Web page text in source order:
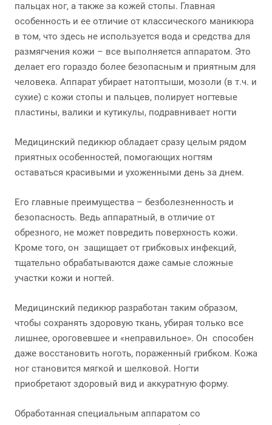
пальцах ног, а также за кожей стопы. Главная
особенность и ее отличие от классического маникюра
в том, что здесь не используется вода и средства для
размягчения кожи – все выполняется аппаратом. Это
делает его гораздо более безопасным и приятным для
человека. Аппарат убирает натоптыши, мозоли (в т.ч. и
сухие) с кожи стопы и пальцев, полирует ногтевые
пластины, валики и кутикулы, подравнивает ногти
Медицинский педикюр обладает сразу целым рядом
приятных особенностей, помогающих ногтям
оставаться красивыми и ухоженными день за днем.
Его главные преимущества – безболезненность и
безопасность. Ведь аппаратный, в отличие от
обрезного, не может повредить поверхность кожи.
Кроме того, он защищает от грибковых инфекций,
тщательно обрабатываются даже самые сложные
участки кожи и ногтей.
Медицинский педикюр разработан таким образом,
чтобы сохранять здоровую ткань, убирая только все
лишнее, ороговевшее и «неправильное». Он способен
даже восстановить ноготь, пораженный грибком. Кожа
ног становится мягкой и шелковой. Ногти
приобретают здоровый вид и аккуратную форму.
Обработанная специальным аппаратом со